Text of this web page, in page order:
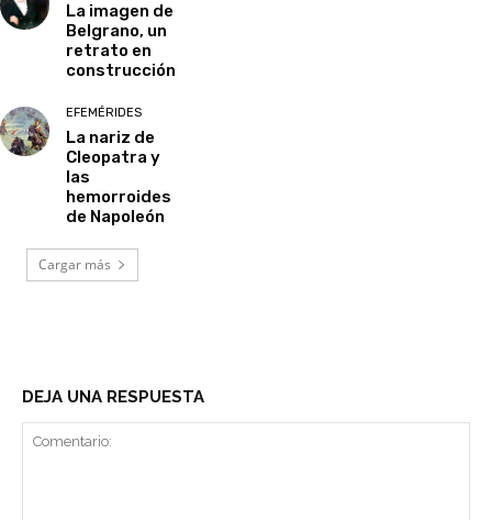
La imagen de
Belgrano, un
retrato en
construcción
EFEMÉRIDES
La nariz de
Cleopatra y
las
hemorroides
de Napoleón
Cargar más
DEJA UNA RESPUESTA